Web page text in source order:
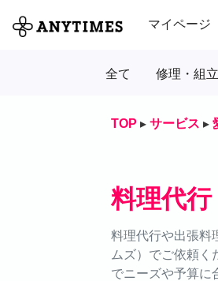
マイページ
全て 修理・組立
TOP ▸ サービス ▸
料理代
料理代行や出張料
ムズ）でご依頼
でニーズや予算に